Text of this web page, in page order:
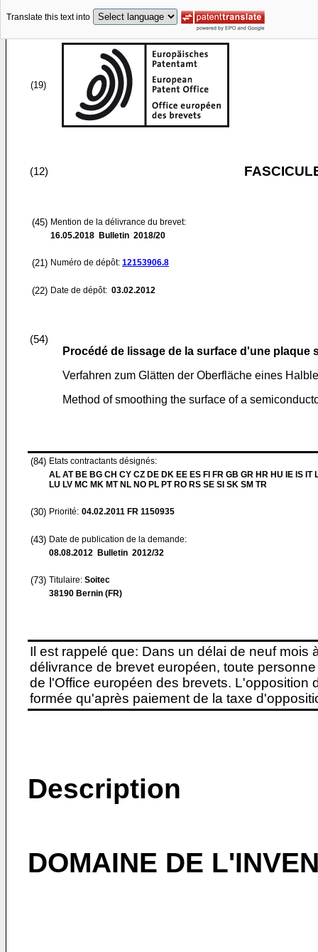
Translate this text into
(19)
(12)
(45) Mention de la délivrance du brevet:
16.05.2018 Bulletin 2018/20
(21) Numéro de dépôt: 12153906.8
(22) Date de dépôt: 03.02.2012
(54)
Procédé de lissage de la surface d'une plaque
Verfahren zum Glätten der Oberfläche eines
Method of smoothing the surface of a
(84) Etats contractants désignés:
AL AT BE BG CH CY CZ DE DK EE ES FI FR GB GR HR HU IE IS IT
LU LV MC MK MT NL NO PL PT RO RS SE SI SK SM TR
(30) Priorité: 04.02.2011 FR 1150935
(43) Date de publication de la demande:
08.08.2012 Bulletin 2012/32
(73) Titulaire: Soitec
38190 Bernin (FR)
Il est rappelé que: Dans un délai de neuf
délivrance de brevet européen, toute
de l'Office européen des brevets. L'opposition
formée qu'après paiement de la taxe
Description
DOMAINE DE